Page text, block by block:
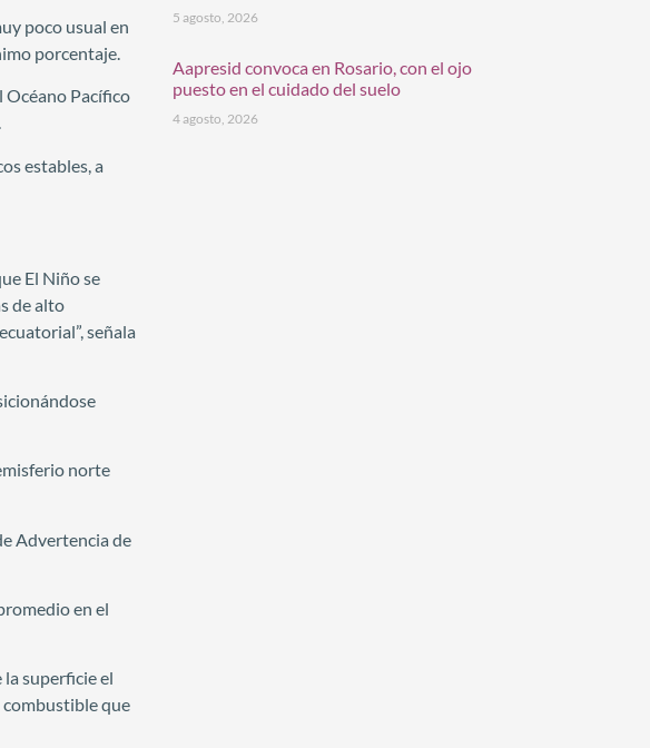
poco usual en
porcentaje.
Océano Pacífico
estables, a
El Niño se
de alto
señala
norte
Advertencia de
en el
superficie el
combustible que
5 agosto, 2026
Aapresid convoca en Rosario, con el ojo
puesto en el cuidado del suelo
4 agosto, 2026